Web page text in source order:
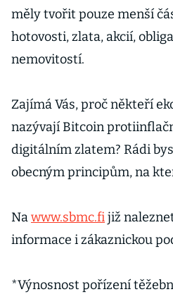
měly tvořit pouze menší
hotovosti, zlata, akcií,
nemovitostí.
Zajímá Vás, proč někteří
nazývají Bitcoin
digitálním zlatem? Rádi
obecným principům, na
Nawww.sbmc.fijiž
informace i zákaznickou
*Výnosnost pořízení